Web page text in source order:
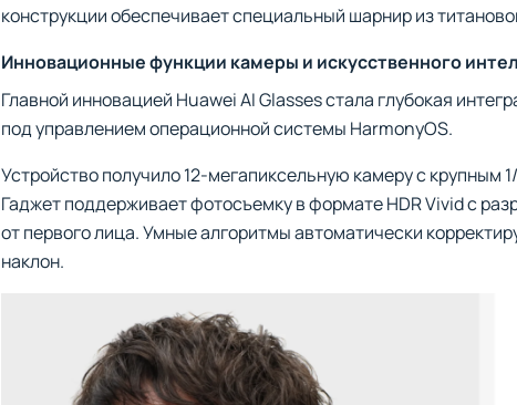
конструкции обеспечивает специальный шарнир из
Инновационные функции камеры и искусственного
Главной инновацией Huawei AI Glasses стала глубокая
под управлением операционной системы HarmonyOS.
Устройство получило 12-мегапиксельную камеру с
Гаджет поддерживает фотосъемку в формате HDR Vivid с
от первого лица. Умные алгоритмы автоматически
наклон.